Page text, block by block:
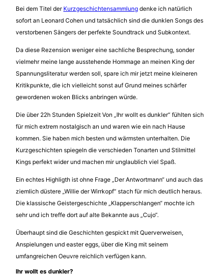
Bei dem Titel der Kurzgeschichtensammlung denke ich natürlich
sofort an Leonard Cohen und tatsächlich sind die dunklen Songs des
verstorbenen Sängers der perfekte Soundtrack und Subkontext.
Da diese Rezension weniger eine sachliche Besprechung, sonder
vielmehr meine lange ausstehende Hommage an meinen King der
Spannungsliteratur werden soll, spare ich mir jetzt meine kleineren
Kritikpunkte, die ich vielleicht sonst auf Grund meines schärfer
gewordenen woken Blicks anbringen würde.
Die über 22h Stunden Spielzeit Von „Ihr wollt es dunkler“ fühlten sich
für mich extrem nostalgisch an und waren wie ein nach Hause
kommen. Sie haben mich besten und wärmsten unterhalten. Die
Kurzgeschichten spiegeln die verschieden Tonarten und Stilmittel
Kings perfekt wider und machen mir unglaublich viel Spaß.
Ein echtes Highligth ist ohne Frage „Der Antwortmann“ und auch das
ziemlich düstere „Willie der Wirrkopf“ stach für mich deutlich heraus.
Die klassische Geistergeschichte „Klapperschlangen“ mochte ich
sehr und ich treffe dort auf alte Bekannte aus „Cujo“.
Überhaupt sind die Geschichten gespickt mit Querverweisen,
Anspielungen und easter eggs, über die King mit seinem
umfangreichen Oeuvre reichlich verfügen kann.
Ihr wollt es dunkler?